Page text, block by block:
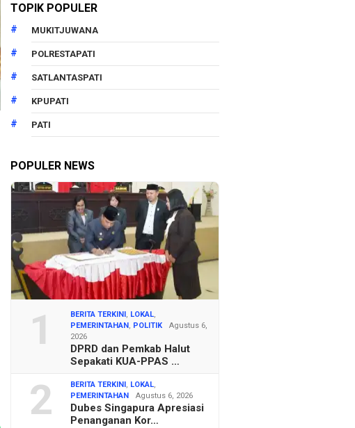
TOPIK POPULER
MUKITJUWANA
POLRESTAPATI
SATLANTASPATI
KPUPATI
PATI
POPULER NEWS
1 BERITA TERKINI , LOKAL,
PEMERINTAHAN , POLITIK
Agustus 6,
2026
DPRD dan Pemkab Halut
Sepakati KUA-PPAS …
2 BERITA TERKINI , LOKAL,
PEMERINTAHAN
Agustus 6, 2026
Dubes Singapura Apresiasi
Penanganan Kor…